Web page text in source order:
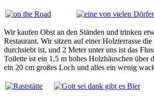
Wir kaufen Obst an den Ständen und trinken
Restaurant. Wir sitzen auf einer Holzterrasse
durchsiebt ist, und 2 Meter unter uns ist das
Toilette ist ein 1,5 m hohes Holzhäuschen über
ein 20 cm großes Loch und alles ein wenig